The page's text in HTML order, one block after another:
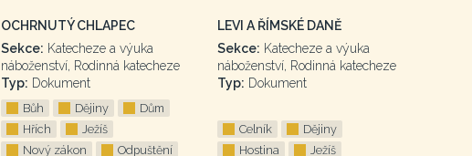
OCHRNUTÝ CHLAPEC
Sekce: Katecheze a výuka
náboženství, Rodinná katecheze
Typ: Dokument
Bůh Dějiny
Dům
Hřích
Ježíš
Nový zákon
Odpuštění
LEVI A ŘÍMSKÉ DANĚ
Sekce: Katecheze a výuka
náboženství, Rodinná katecheze
Typ: Dokument
Celník
Dějiny
Hostina
Ježíš